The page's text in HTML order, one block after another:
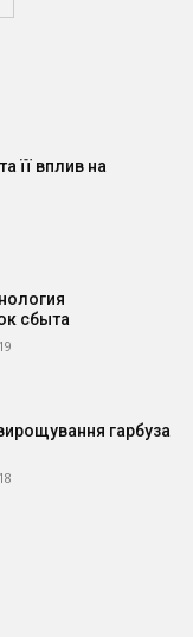
її вплив на
сбыта
гарбуза